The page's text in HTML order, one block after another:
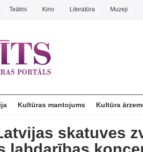
Teātris Kino Literatūra Muzeji
Kultūras mantojums Kultūra
skatuves